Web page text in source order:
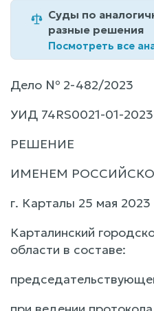
Суды по
разные решения
Посмотреть все
Дело № 2-482/2023
УИД 74RS0021-01-
РЕШЕНИЕ
ИМЕНЕМ
г. Карталы 25 мая 2023
Карталинский
области в составе: